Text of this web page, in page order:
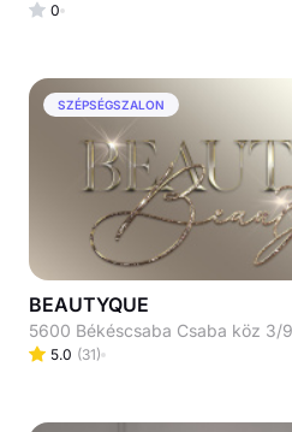
0
SZÉPSÉGSZALON
BEAUTYQUE
5600 Békéscsaba Csaba köz 3/9
5.0 (31)